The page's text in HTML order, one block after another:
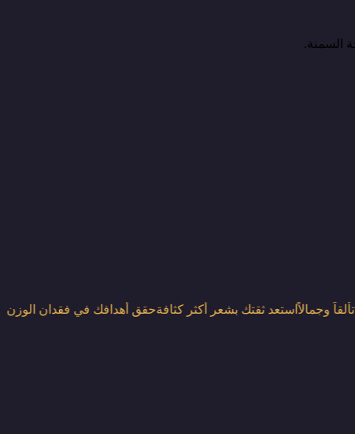
السمنة.
حقق أهدافك في فقدان الوزناستعد ثقتك بشعر أكثر كثافةوجمالاً